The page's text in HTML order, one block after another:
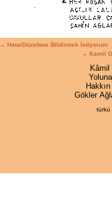
→ Hata/Düzeltme Bildirmek İstiyorum
→ Kamil
Kâmil
Gökler
türkü